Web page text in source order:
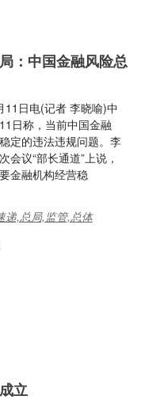
：中国金融风险总
11日电(记者 李晓喻)中
日称，当前中国金融
定的违法违规问题。李
议“部长通道”上说，
金融机构经营稳
递,总局,监管,总体
立